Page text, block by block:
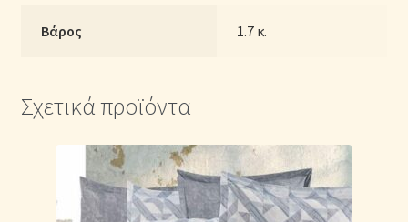
Βάρος 1.7 κ.
Σχετικά προϊόντα